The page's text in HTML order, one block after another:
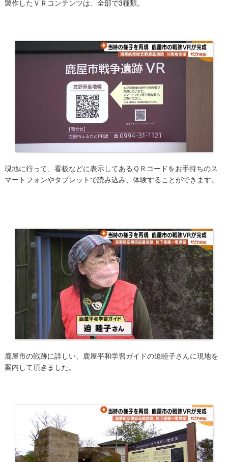
製作したＶＲコンテンツは、全部で3種類。
現地に行って、看板などに表示してあるＱＲコードをお手持ちのス
マートフォンやタブレットで読み込み、体験することができます。
鹿屋市の戦跡に詳しい、鹿屋平和学習ガイドの迫睦子さんに現地を
案内して頂きました。